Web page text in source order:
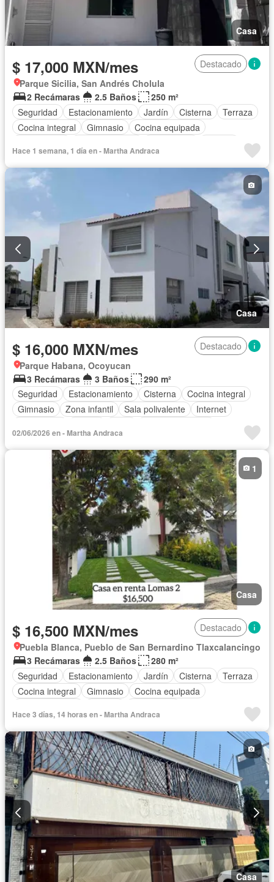
Casa
$ 17,000 MXN/mes
Destacado
Parque Sicilia, San Andrés Cholula
2 Recámaras
2.5 Baños
250 m²
Seguridad
Estacionamiento Jardín Cisterna
Terraza
Cocina integral
Gimnasio
Cocina equipada
Agua
Cuarto de Limpieza Cancha de tenis
Gas natural
Vista panorámica
Recámara con closet
Permite niños
Hace 1 semana, 1 día en - Martha Andraca
Casa
$ 16,000 MXN/mes
Destacado
Parque Habana, Ocoyucan
3 Recámaras
3 Baños
290 m²
Seguridad
Estacionamiento Cisterna
Cocina integral
Gimnasio
Zona infantil Sala polivalente
Internet
Caseta de vigilancia
Permite mascotas
02/06/2026 en - Martha Andraca
Casa
1
$ 16,500 MXN/mes
Destacado
Puebla Blanca, Pueblo de San Bernardino Tlaxcalancingo
3 Recámaras
2.5 Baños
280 m²
Seguridad
Estacionamiento Jardín Cisterna
Terraza
Cocina integral
Gimnasio
Cocina equipada
Cuarto de Limpieza
Agua
Caseta de vigilancia
Recámara con closet
Permite mascotas
Solo familias
Permite niños
Sin amueblar
Hace 3 días, 14 horas en - Martha Andraca
Casa